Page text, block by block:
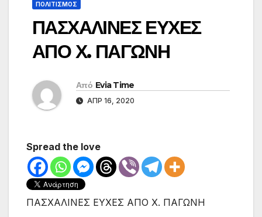
ΠΟΛΙΤΙΣΜΟΣ
ΠΑΣΧΑΛΙΝΕΣ ΕΥΧΕΣ
ΑΠΟ Χ. ΠΑΓΩΝΗ
Από Evia Time
ΑΠΡ 16, 2020
Spread the love
ΠΑΣΧΑΛΙΝΕΣ ΕΥΧΕΣ ΑΠΟ Χ. ΠΑΓΩΝΗ